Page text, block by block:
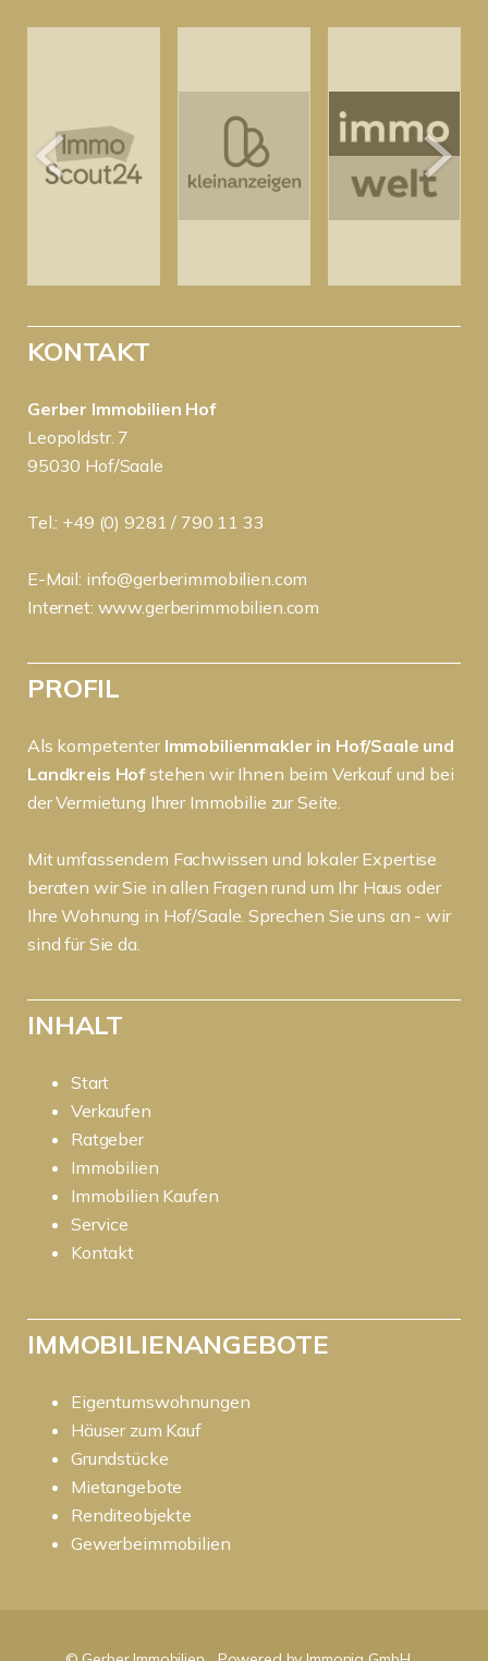
KONTAKT
Gerber Immobilien Hof
Leopoldstr. 7
95030 Hof/Saale
Tel.: +49 (0) 9281 / 790 11 33
E-Mail: info@gerberimmobilien.com
Internet: www.gerberimmobilien.com
PROFIL
Als kompetenter Immobilienmakler in Hof/Saale und
Landkreis Hofstehen wir Ihnen beim Verkauf und bei
der Vermietung Ihrer Immobilie zur Seite.
Mit umfassendem Fachwissen und lokaler Expertise
beraten wir Sie in allen Fragen rund um Ihr Haus oder
Ihre Wohnung in Hof/Saale. Sprechen Sie uns an - wir
sind für Sie da.
INHALT
Start
Verkaufen
Ratgeber
Immobilien
Immobilien Kaufen
Service
Kontakt
IMMOBILIENANGEBOTE
Eigentumswohnungen
Häuser zum Kauf
Grundstücke
Mietangebote
Renditeobjekte
Gewerbeimmobilien